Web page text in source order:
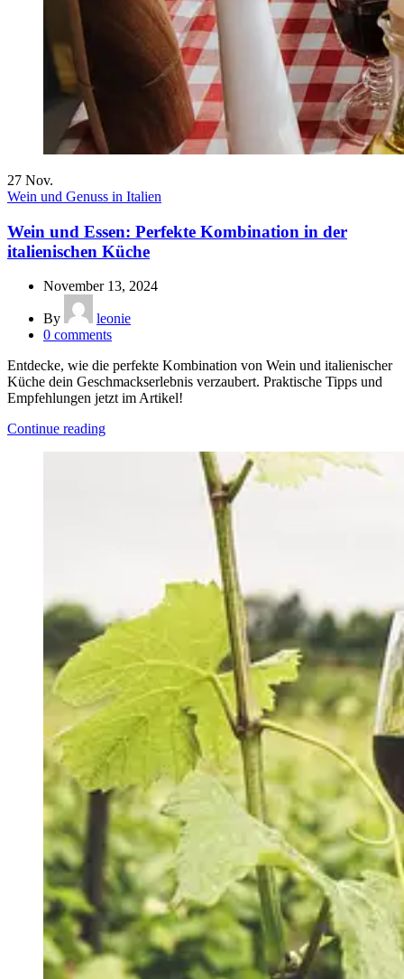
27 Nov.
Wein und Genuss in Italien
Wein und Essen: Perfekte Kombination in der
italienischen Küche
November 13, 2024
By
leonie
0 comments
Entdecke, wie die perfekte Kombination von Wein und italienischer
Küche dein Geschmackserlebnis verzaubert. Praktische Tipps und
Empfehlungen jetzt im Artikel!
Continue reading